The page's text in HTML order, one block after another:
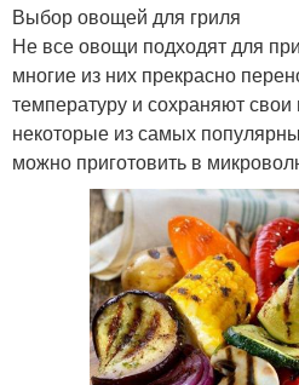
Выбор овощей для гриля
Не все овощи подходят для
многие из них прекрасно
температуру и сохраняют
некоторые из самых
можно приготовить в